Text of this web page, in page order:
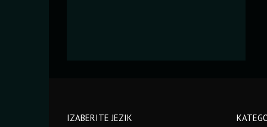
IZABERITE JEZIK